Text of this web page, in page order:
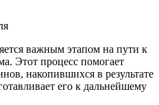
важным этапом на пути к
Этот процесс помогает
накопившихся в результате
его к дальнейшему